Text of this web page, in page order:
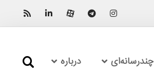
چندرسانه‌ای درباره